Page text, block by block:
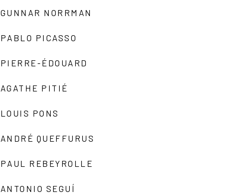
GUNNAR NORRMAN
PABLO PICASSO
PIERRE-ÉDOUARD
AGATHE PITIÉ
LOUIS PONS
ANDRÉ QUEFFURUS
PAUL REBEYROLLE
ANTONIO SEGUÍ